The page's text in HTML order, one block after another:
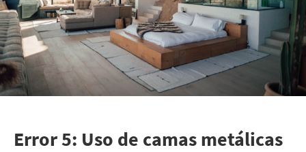
Error 5: Uso de camas metálicas